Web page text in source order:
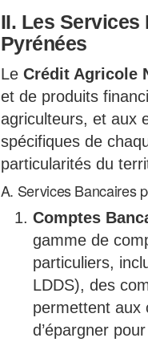
II. Les
Pyrénées
Le Crédit Agricole
et de produits
agriculteurs, et aux
spécifiques de
particularités du
A. Services Bancaires
Comptes
gamme de
particuliers,
LDDS), des
permettent aux
d’épargner